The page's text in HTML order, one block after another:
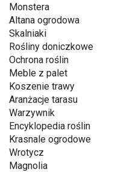
Monstera
Altana ogrodowa
Skalniaki
Rośliny doniczkowe
Ochrona roślin
Meble z palet
Koszenie trawy
Aranżacje tarasu
Warzywnik
Encyklopedia roślin
Krasnale ogrodowe
Wrotycz
Magnolia